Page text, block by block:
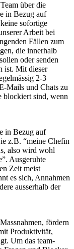
über die
in Bezug auf
sofortige
Arbeit bei
Fällen zum
die innerhalb
oder senden
ist. Mit dieser
2-3
Mails und Chats zu
blockiert sind, wenn
in Bezug auf
z.B. “meine Chefin
also wird wohl
Ausgeruhte
Zeit meist
es sich, Annahmen
ausserhalb der
fördern
Produktivität,
Um das team-